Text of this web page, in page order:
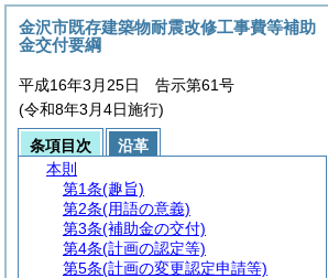
金沢市既存建築物耐震改修工事費等補助
金交付要綱
平成16年3月25日 告示第61号
(令和8年3月4日施行)
条項目次
沿革
本則
第1条(趣旨)
第2条(用語の意義)
第3条(補助金の交付)
第4条(計画の認定等)
第5条(計画の変更認定申請等)